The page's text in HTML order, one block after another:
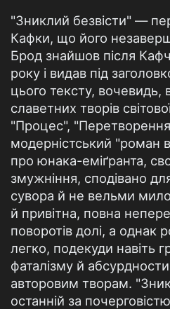
"Зниклий безвісти" —
Кафки, що його
Брод знайшов після
року і видав під
цього тексту, вочевидь,
славетних творів
"Процес",
модерністський "роман
про юнака-еміґранта,
змужніння, сподівано
сувора й не вельми
й привітна, повна
поворотів долі, а однак
легко, подекуди навіть
фаталізму й
авторовим творам.
останній за